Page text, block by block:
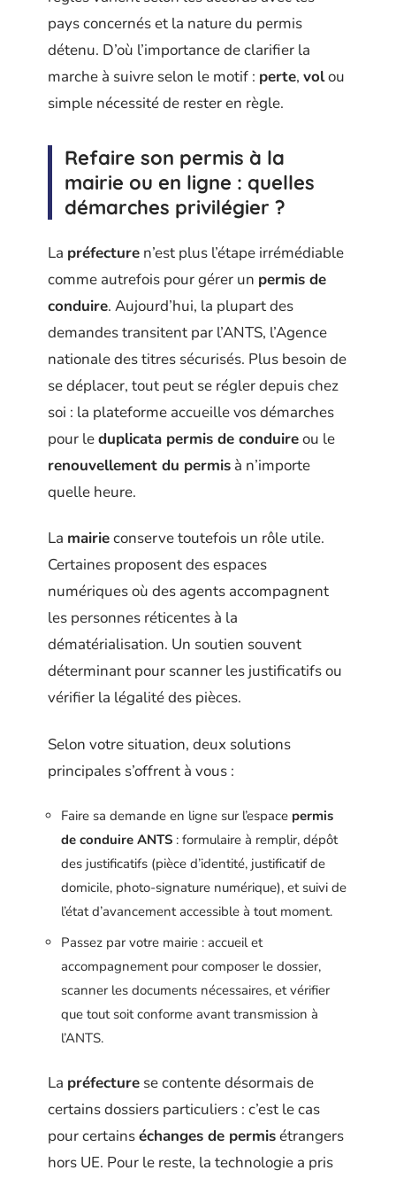
pays concernés et la nature du permis
détenu. D’où l’importance de clarifier la
marche à suivre selon le motif : perte, volou
simple nécessité de rester en règle.
Refaire son permis à la
mairie ou en ligne : quelles
démarches privilégier ?
La préfecture n’est plus l’étape irrémédiable
comme autrefois pour gérer un permis de
conduire. Aujourd’hui, la plupart des
demandes transitent par l’ANTS, l’Agence
nationale des titres sécurisés. Plus besoin de
se déplacer, tout peut se régler depuis chez
soi : la plateforme accueille vos démarches
pour leduplicata permis de conduireou le
renouvellement du permis à n’importe
quelle heure.
La mairieconserve toutefois un rôle utile.
Certaines proposent des espaces
numériques où des agents accompagnent
les personnes réticentes à la
dématérialisation. Un soutien souvent
déterminant pour scanner les justificatifs ou
vérifier la légalité des pièces.
Selon votre situation, deux solutions
principales s’offrent à vous :
Faire sa demande en ligne sur l’espace permis
de conduire ANTS : formulaire à remplir, dépôt
des justificatifs (pièce d’identité, justificatif de
domicile, photo-signature numérique), et suivi de
l’état d’avancement accessible à tout moment.
Passez par votre mairie : accueil et
accompagnement pour composer le dossier,
scanner les documents nécessaires, et vérifier
que tout soit conforme avant transmission à
l’ANTS.
La préfecture se contente désormais de
certains dossiers particuliers : c’est le cas
pour certainséchanges de permisétrangers
hors UE. Pour le reste, la technologie a pris